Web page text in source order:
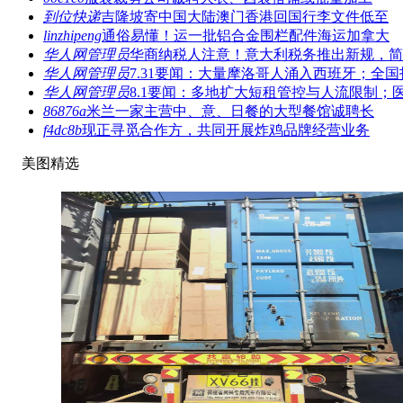
到位快递吉隆坡寄中国大陆澳门香港回国行李文件低至
linzhipeng通俗易懂！运一批铝合金围栏配件海运加拿大
华人网管理员华商纳税人注意！意大利税务推出新规，
华人网管理员7.31要闻：大量摩洛哥人涌入西班牙；全国
华人网管理员8.1要闻：多地扩大短租管控与人流限制；
86876a米兰一家主营中、意、日餐的大型餐馆诚聘长
f4dc8b现正寻觅合作方，共同开展炸鸡品牌经营业务
美图精选